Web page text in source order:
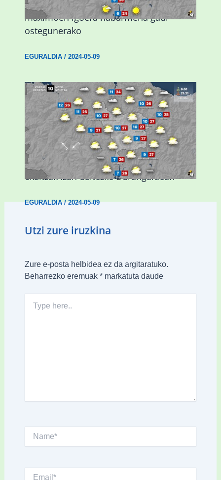
Giro eguzkitsua eta tenperatura
maximoen igoera nabarmena gaur
ostegunerako
EGURALDIA/ 2024-05-09
Asteburuan 25 gradu baino gehiago eta
ekaitzak izan daitezke Durangaldean
EGURALDIA/2024-05-09
Utzi zure iruzkina
Zure e-posta helbidea ez da argitaratuko.
Beharrezko eremuak *markatuta daude
here..
Name*